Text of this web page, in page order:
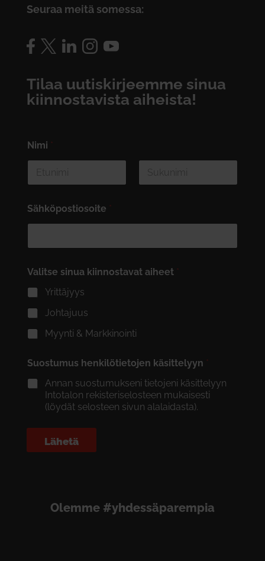
Seuraa meitä somessa:
Tilaa uutiskirjeemme sinua
kiinnostavista aiheista!
Nimi *
Sähköpostiosoite *
Valitse sinua kiinnostavat aiheet *
Yrittäjyys
Johtajuus
Myynti & Markkinointi
Suostumus henkilötietojen käsittelyyn *
Annan suostumukseni tietojeni käsittelyyn
Intotalon rekisteriselosteen mukaisesti
(löydät selosteen sivun alalaidasta).
Lähetä
Olemme #yhdessäparempia